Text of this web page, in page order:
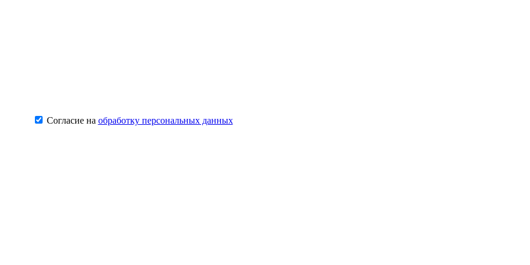
Согласие на обработку персональных данных